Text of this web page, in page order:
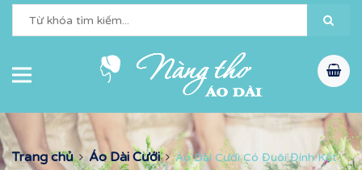
Trang chủ Áo Dài Cưới
Áo Dài Cưới Có Đuôi Đính Kết